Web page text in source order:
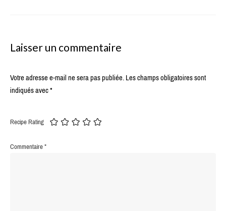
Laisser un commentaire
Votre adresse e-mail ne sera pas publiée.Les champs obligatoires sont
indiqués avec*
Recipe Rating
Commentaire*